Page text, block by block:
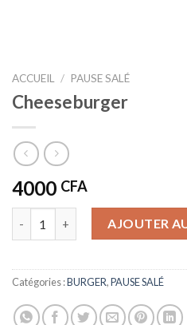
ACCUEIL / PAUSE SALÉ
Cheeseburger
4000 CFA
quantité de Cheeseburger
AJOUTER
Catégories :BURGER,PAUSE SALÉ